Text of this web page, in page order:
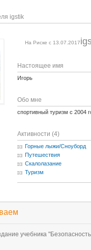
igstik
На Риске с 13.07.2017
Настоящее имя
Игорь
Обо мне
спортивный туризм с 2004
Активности (4)
Горные лыжи/Сноуборд
Путешествия
Скалолазание
Туризм
учебника